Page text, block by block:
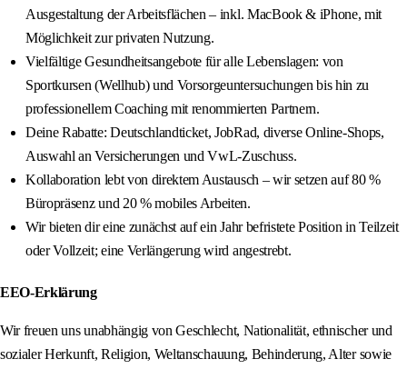
Ausgestaltung der Arbeitsflächen – inkl. MacBook & iPhone, mit
Möglichkeit zur privaten Nutzung.
Vielfältige Gesundheitsangebote für alle Lebenslagen: von
Sportkursen (Wellhub) und Vorsorgeuntersuchungen bis hin zu
professionellem Coaching mit renommierten Partnern.
Deine Rabatte: Deutschlandticket, JobRad, diverse Online-Shops,
Auswahl an Versicherungen und VwL-Zuschuss.
Kollaboration lebt von direktem Austausch – wir setzen auf 80 %
Büropräsenz und 20 % mobiles Arbeiten.
Wir bieten dir eine zunächst auf ein Jahr befristete Position in Teilzeit
oder Vollzeit; eine Verlängerung wird angestrebt.
EEO-Erklärung
Wir freuen uns unabhängig von Geschlecht, Nationalität, ethnischer und
sozialer Herkunft, Religion, Weltanschauung, Behinderung, Alter sowie